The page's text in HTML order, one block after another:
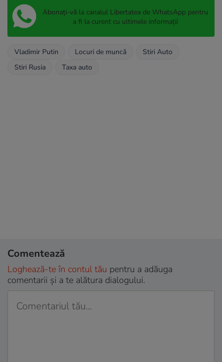
Abonați-vă la canalul Libertatea de WhatsApp pentru
a fi la curent cu ultimele informații
Vladimir Putin Locuri de muncă
Stiri Auto
Stiri Rusia
Taxa auto
Comentează
Loghează-te în contul tău pentru a adăuga
comentarii și a te alătura dialogului.